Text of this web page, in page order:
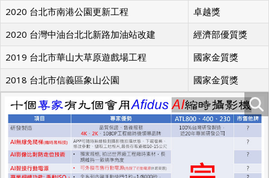
2020 新北市十三行文化公園遊戲場
金質獎,優質獎
2020 台北市南港公園更新工程
卓越獎
2020 台灣中油台北北新路加油站改建
經濟部優質獎
2019 台北市華山大草原遊戲場工程
國家金質獎
2018 台北市信義區象山公園
國家金質獎